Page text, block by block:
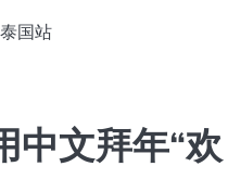
国站
中文拜年“欢